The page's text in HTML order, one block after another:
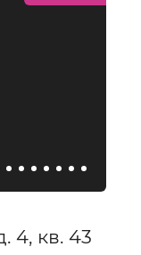
4, кв. 43